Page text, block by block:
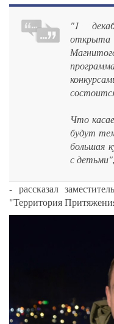
"1
Что
будут
большая
с детьми",
- рассказал
"Территория